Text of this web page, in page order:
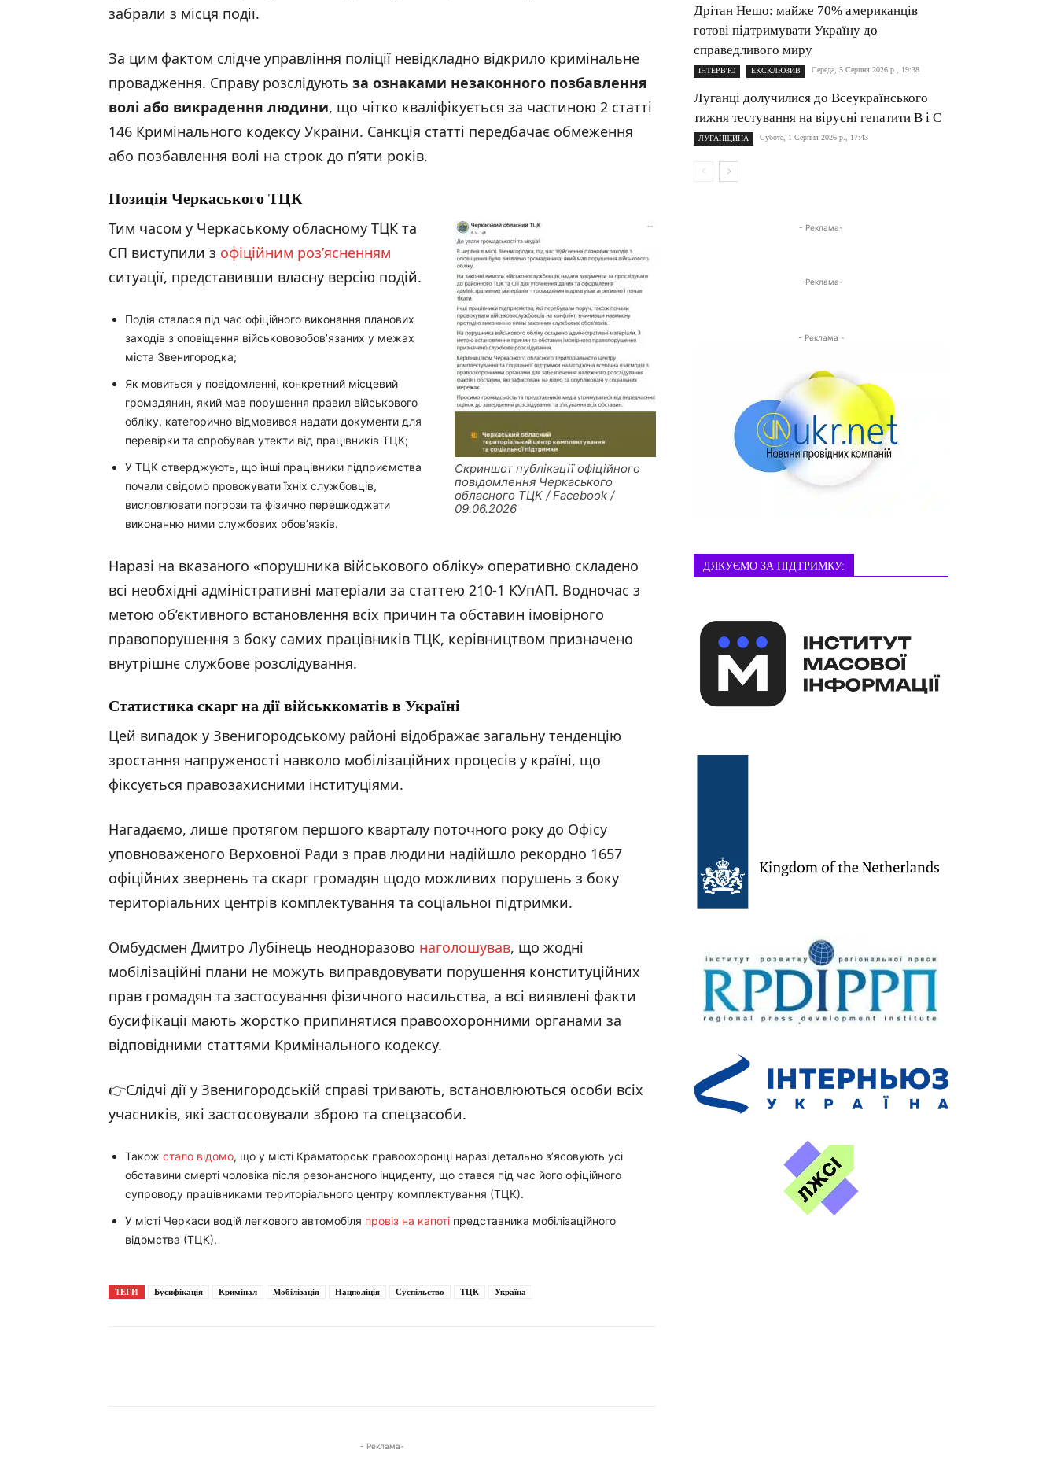
забрали з місця події.
За цим фактом слідче управління поліції невідкладно відкрило кримінальне
провадження. Справу розслідують за ознаками незаконного позбавлення
волі або викрадення людини, що чітко кваліфікується за частиною 2 статті
146 Кримінального кодексу України. Санкція статті передбачає обмеження
або позбавлення волі на строк до п’яти років.
Позиція Черкаського ТЦК
Скриншот публікації офіційного
повідомлення Черкаського
обласного ТЦК / Facebook /
09.06.2026
Тим часом у Черкаському обласному ТЦК та
СП виступили з офіційним роз’ясненням
ситуації, представивши власну версію подій.
Подія сталася під час офіційного виконання планових
заходів з оповіщення військовозобов’язаних у межах
міста Звенигородка;
Як мовиться у повідомленні, конкретний місцевий
громадянин, який мав порушення правил військового
обліку, категорично відмовився надати документи для
перевірки та спробував утекти від працівників ТЦК;
У ТЦК стверджують, що інші працівники підприємства
почали свідомо провокувати їхніх службовців,
висловлювати погрози та фізично перешкоджати
виконанню ними службових обов’язків.
Наразі на вказаного «порушника військового обліку» оперативно складено
всі необхідні адміністративні матеріали за статтею 210-1 КУпАП. Водночас з
метою об’єктивного встановлення всіх причин та обставин імовірного
правопорушення з боку самих працівників ТЦК, керівництвом призначено
внутрішнє службове розслідування.
Статистика скарг на дії військкоматів в Україні
Цей випадок у Звенигородському районі відображає загальну тенденцію
зростання напруженості навколо мобілізаційних процесів у країні, що
фіксується правозахисними інституціями.
Нагадаємо, лише протягом першого кварталу поточного року до Офісу
уповноваженого Верховної Ради з прав людини надійшло рекордно 1657
офіційних звернень та скарг громадян щодо можливих порушень з боку
територіальних центрів комплектування та соціальної підтримки.
Омбудсмен Дмитро Лубінець неодноразово наголошував, що жодні
мобілізаційні плани не можуть виправдовувати порушення конституційних
прав громадян та застосування фізичного насильства, а всі виявлені факти
бусифікації мають жорстко припинятися правоохоронними органами за
відповідними статтями Кримінального кодексу.
👉Слідчі дії у Звенигородській справі тривають, встановлюються особи всіх
учасників, які застосовували зброю та спецзасоби.
Також стало відомо, що у місті Краматорськ правоохоронці наразі детально з’ясовують усі
обставини смерті чоловіка після резонансного інциденту, що стався під час його офіційного
супроводу працівниками територіального центру комплектування (ТЦК).
У місті Черкаси водій легкового автомобіля провіз на капоті представника мобілізаційного
відомства (ТЦК).
ТЕГИ Бусифікація Кримінал Мобілізація Нацполіція Суспільство ТЦК Україна
- Реклама-
Дрітан Нешо: майже 70% американців
готові підтримувати Україну до
справедливого миру
ІНТЕРВ'Ю ЕКСКЛЮЗИВ Середа, 5 Серпня 2026 р., 19:38
Луганці долучилися до Всеукраїнського
тижня тестування на вірусні гепатити B і C
ЛУГАНЩИНА Субота, 1 Серпня 2026 р., 17:43
- Реклама-
- Реклама-
- Реклама -
ДЯКУЄМО ЗА ПІДТРИМКУ: